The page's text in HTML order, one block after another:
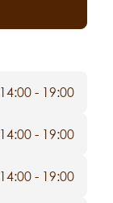
14:00 - 19:00
14:00 - 19:00
14:00 - 19:00